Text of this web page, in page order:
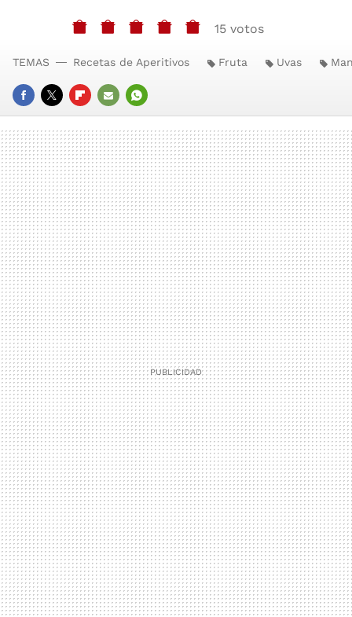
15 votos
FACEBOOK
TWITTERFLIPBOARD
E-
MAIL
WHATSAPP
TEMAS Recetas de Aperitivos Fruta Uvas